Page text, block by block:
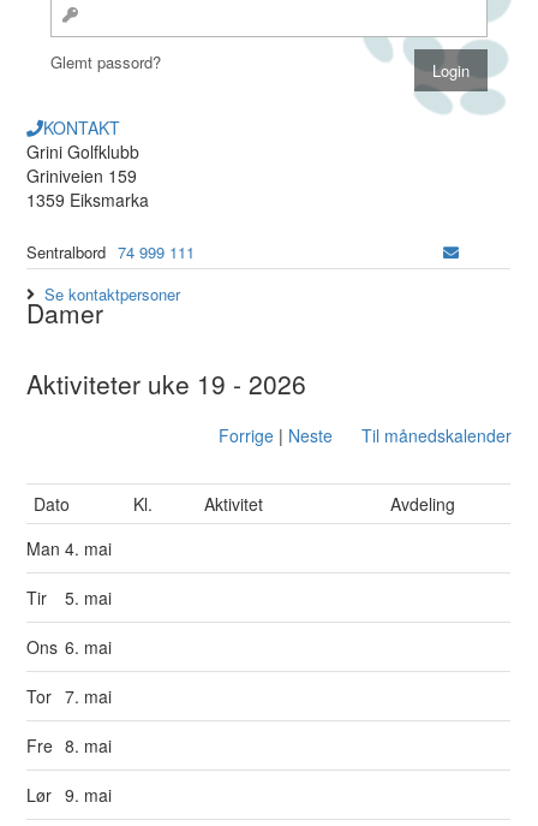
Glemt passord?
KONTAKT
Grini Golfklubb
Griniveien 159
1359 Eiksmarka
Sentralbord 74 999 111
Se kontaktpersoner
Damer
Aktiviteter uke 19 - 2026
Forrige| Neste Til månedskalender
Dato Kl. Aktivitet
Avdeling
Man4. mai
Tir 5. mai
Ons 6. mai
Tor 7. mai
Fre 8. mai
Lør 9. mai